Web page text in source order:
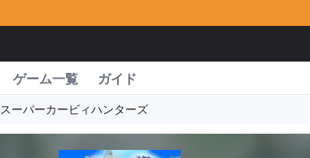
ゲーム一覧 ガイド
スーパーカービィハンターズ